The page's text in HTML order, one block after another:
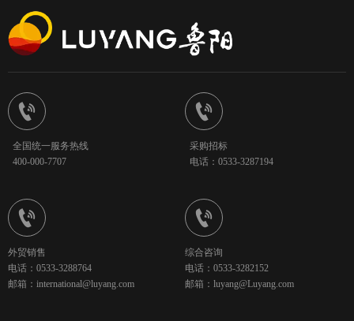

全国统一服务热线
400-000-7707

采购招标
电话：0533-3287194

外贸销售
电话：0533-3288764
邮箱：international@luyang.com

综合咨询
电话：0533-3282152
邮箱：luyang@Luyang.com